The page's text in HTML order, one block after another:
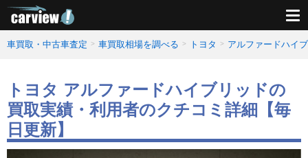
車買取・中古車査定 車買取相場を調べる トヨタ アルファードハイ
トヨタ アルファードハイブリッドの
買取実績・利用者のクチコミ詳細【毎
日更新】